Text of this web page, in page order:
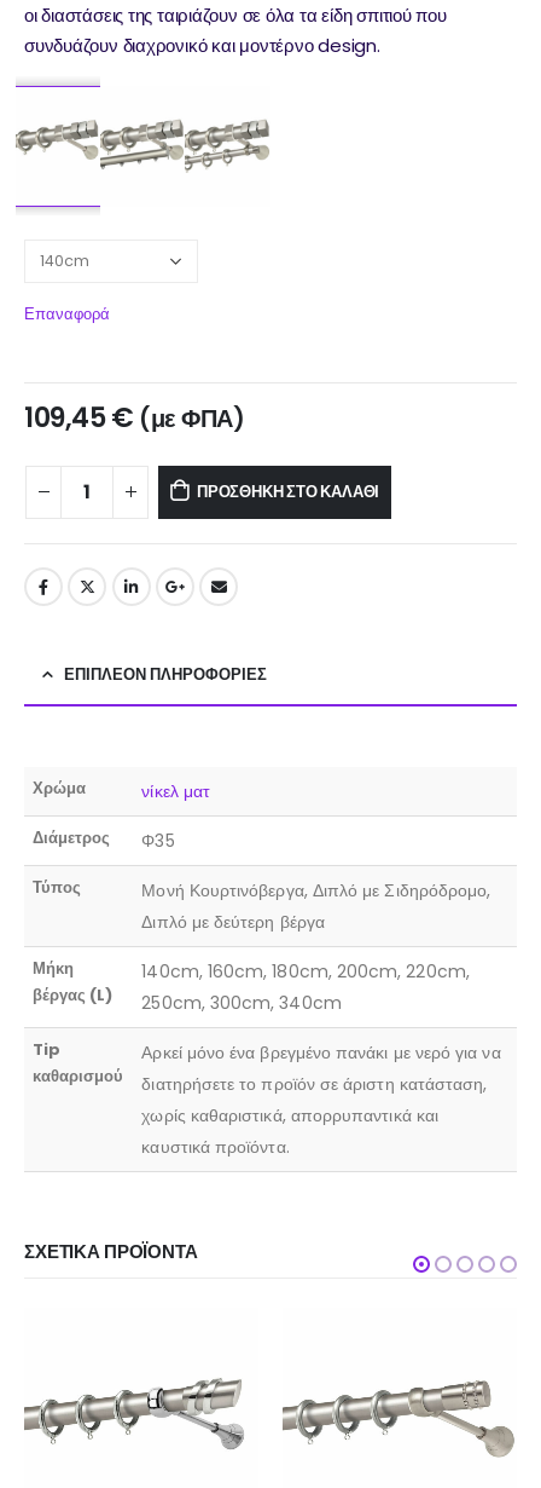
οι διαστάσεις της ταιριάζουν σε όλα τα είδη σπιτιού που
συνδυάζουν διαχρονικό και μοντέρνο design.
Επαναφορά
109,45€ (με ΦΠΑ)
ΠΡΟΣΘΉΚΗ ΣΤΟ ΚΑΛΆΘΙ
ΕΠΙΠΛΈΟΝ ΠΛΗΡΟΦΟΡΊΕΣ
Χρώμα νίκελ ματ
Διάμετρος Φ35
Τύπος
Μονή Κουρτινόβεργα, Διπλό με Σιδηρόδρομο,
Διπλό με δεύτερη βέργα
Μήκη
βέργας (L)
140cm, 160cm, 180cm, 200cm, 220cm,
250cm, 300cm, 340cm
Tip
καθαρισμού
Αρκεί μόνο ένα βρεγμένο πανάκι με νερό για να
διατηρήσετε το προϊόν σε άριστη κατάσταση,
χωρίς καθαριστικά, απορρυπαντικά και
καυστικά προϊόντα.
ΣΧΕΤΙΚΆ ΠΡΟΪΌΝΤΑ